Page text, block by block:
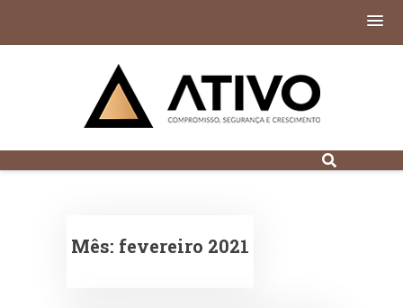
Contabilidade
Digital em Porto
Mês: fevereiro 2021